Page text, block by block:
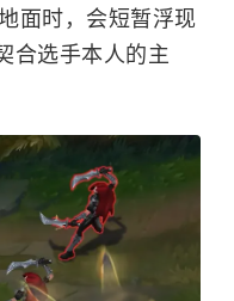
面时，会短暂浮现
合选手本人的主